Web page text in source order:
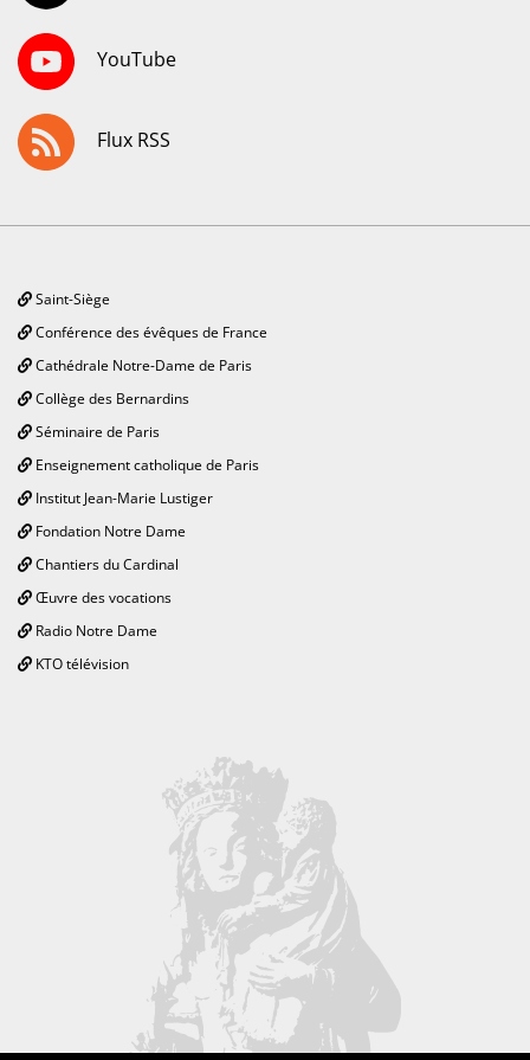
YouTube
Flux RSS
Saint-Siège
Conférence des évêques de France
Cathédrale Notre-Dame de Paris
Collège des Bernardins
Séminaire de Paris
Enseignement catholique de Paris
Institut Jean-Marie Lustiger
Fondation Notre Dame
Chantiers du Cardinal
Œuvre des vocations
Radio Notre Dame
KTO télévision